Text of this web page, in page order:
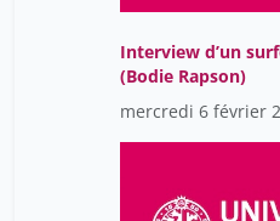
Interview d’un
(Bodie Rapson)
mercredi 6 février